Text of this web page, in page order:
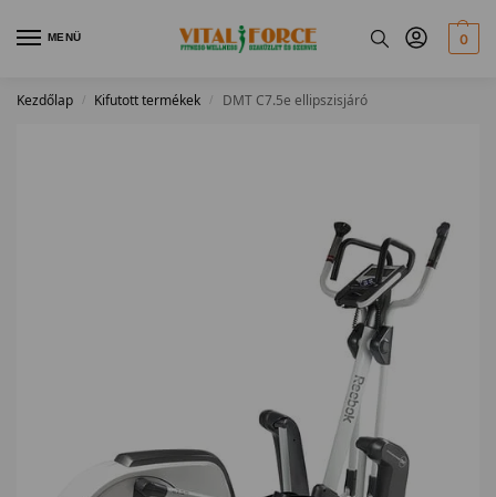
MENÜ 0
Kezdőlap / Kifutott termékek / DMT C7.5e ellipszisjáró